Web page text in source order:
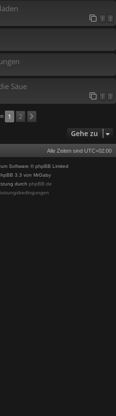
1 2
Säue
1 2
1 2
Gehe zu
Alle Zeiten sind UTC+02:00
Software © phpBB Limited
3.3 von MrGaby
durch phpBB.de